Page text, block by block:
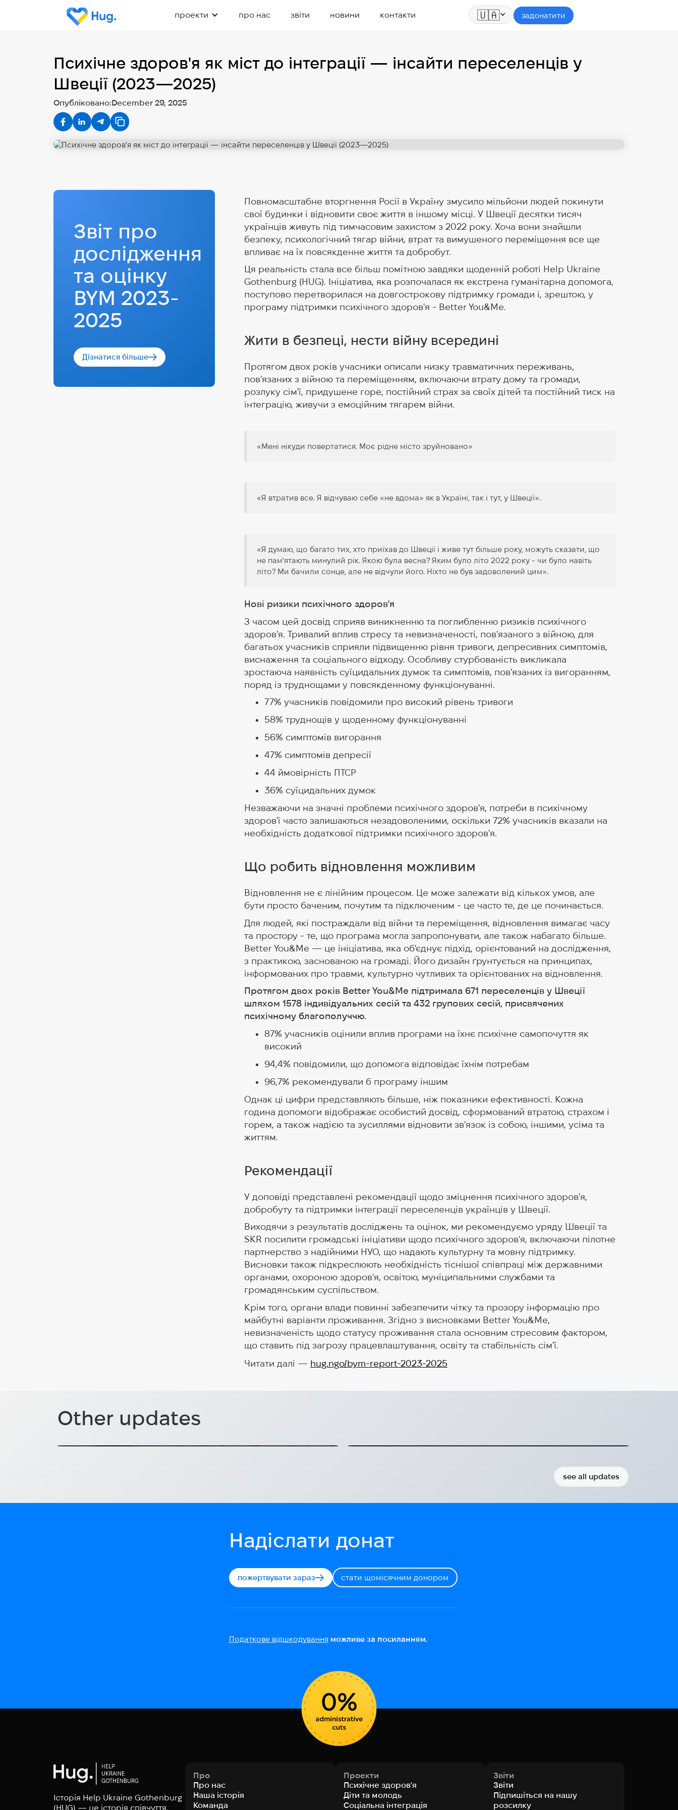
проекти про нас звіти новини контакти 🇺🇦 задонатити
Психічне здоров'я як міст до інтеграції — інсайти переселенців у
Швеції (2023—2025)
Опубліковано:December 29, 2025
Звіт про
дослідження
та оцінку
BYM 2023-
2025
Дізнатися більше
Повномасштабне вторгнення Росії в Україну змусило мільйони людей покинути
свої будинки і відновити своє життя в іншому місці. У Швеції десятки тисяч
українців живуть під тимчасовим захистом з 2022 року. Хоча вони знайшли
безпеку, психологічний тягар війни, втрат та вимушеного переміщення все ще
впливає на їх повсякденне життя та добробут.
Ця реальність стала все більш помітною завдяки щоденній роботі Help Ukraine
Gothenburg (HUG). Ініціатива, яка розпочалася як екстрена гуманітарна допомога,
поступово перетворилася на довгострокову підтримку громади і, зрештою, у
програму підтримки психічного здоров'я - Better You&Me.
Жити в безпеці, нести війну всередині
Протягом двох років учасники описали низку травматичних переживань,
пов'язаних з війною та переміщенням, включаючи втрату дому та громади,
розлуку сім'ї, придушене горе, постійний страх за своїх дітей та постійний тиск на
інтеграцію, живучи з емоційним тягарем війни.
«Мені нікуди повертатися. Моє рідне місто зруйновано»
«Я втратив все. Я відчуваю себе «не вдома» як в Україні, так і тут, у Швеції».
«Я думаю, що багато тих, хто приїхав до Швеції і живе тут більше року, можуть сказати, що
не пам'ятають минулий рік. Якою була весна? Яким було літо 2022 року - чи було навіть
літо? Ми бачили сонце, але не відчули його. Ніхто не був задоволений цим».
Нові ризики психічного здоров'я
З часом цей досвід сприяв виникненню та поглибленню ризиків психічного
здоров'я. Тривалий вплив стресу та невизначеності, пов'язаного з війною, для
багатьох учасників сприяли підвищенню рівня тривоги, депресивних симптомів,
виснаження та соціального відходу. Особливу стурбованість викликала
зростаюча наявність суїцидальних думок та симптомів, пов'язаних із вигоранням,
поряд із труднощами у повсякденному функціонуванні.
77% учасників повідомили про високий рівень тривоги
58% труднощів у щоденному функціонуванні
56% симптомів вигорання
47% симптомів депресії
44 ймовірність ПТСР
36% суїцидальних думок
Незважаючи на значні проблеми психічного здоров'я, потреби в психічному
здоров'ї часто залишаються незадоволеними, оскільки 72% учасників вказали на
необхідність додаткової підтримки психічного здоров'я.
Що робить відновлення можливим
Відновлення не є лінійним процесом. Це може залежати від кількох умов, але
бути просто баченим, почутим та підключеним - це часто те, де це починається.
Для людей, які постраждали від війни та переміщення, відновлення вимагає часу
та простору - те, що програма могла запропонувати, але також набагато більше.
Better You&Me — це ініціатива, яка об'єднує підхід, орієнтований на дослідження,
з практикою, заснованою на громаді. Його дизайн ґрунтується на принципах,
інформованих про травми, культурно чутливих та орієнтованих на відновлення.
Протягом двох років Better You&Me підтримала 671 переселенців у Швеції
шляхом 1578 індивідуальних сесій та 432 групових сесій, присвячених
психічному благополуччю.
87% учасників оцінили вплив програми на їхнє психічне самопочуття як
високий
94,4% повідомили, що допомога відповідає їхнім потребам
96,7% рекомендували б програму іншим
Однак ці цифри представляють більше, ніж показники ефективності. Кожна
година допомоги відображає особистий досвід, сформований втратою, страхом і
горем, а також надією та зусиллями відновити зв'язок із собою, іншими, усіма та
життям.
Рекомендації
У доповіді представлені рекомендації щодо зміцнення психічного здоров'я,
добробуту та підтримки інтеграції переселенців українців у Швеції.
Виходячи з результатів досліджень та оцінок, ми рекомендуємо уряду Швеції та
SKR посилити громадські ініціативи щодо психічного здоров'я, включаючи пілотне
партнерство з надійними НУО, що надають культурну та мовну підтримку.
Висновки також підкреслюють необхідність тіснішої співпраці між державними
органами, охороною здоров'я, освітою, муніципальними службами та
громадянським суспільством.
Крім того, органи влади повинні забезпечити чітку та прозору інформацію про
майбутні варіанти проживання. Згідно з висновками Better You&Me,
невизначеність щодо статусу проживання стала основним стресовим фактором,
що ставить під загрозу працевлаштування, освіту та стабільність сім'ї.
Читати далі — hug.ngo/bym-report-2023-2025
Other updates
досвіду та шведських оборонних інновацій
Шведська оборонна інновація в Альмедалені
see all updates
Надіслати донат
пожертвувати зараз стати щомісячним донором
Податкове відшкодування можливе за посиланням.
Історія Help Ukraine Gothenburg
(HUG) — це історія співчуття,
Про
Про нас
Наша історія
Команда
Проекти
Психічне здоров'я
Діти та молодь
Соціальна інтеграція
Звіти
Звіти
Підпишіться на нашу
розсилку